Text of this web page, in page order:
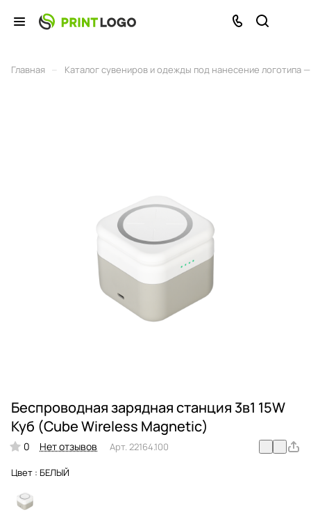
Главная Каталог сувениров и одежды под нанесение логотипа
Беспроводная зарядная станция 3в1 15W
Куб (Cube Wireless Magnetic)
0 Нет отзывов Арт. 22164.100
Цвет : БЕЛЫЙ